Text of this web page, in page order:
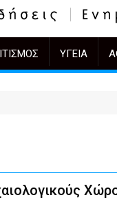
ΥΓΕΊΑ